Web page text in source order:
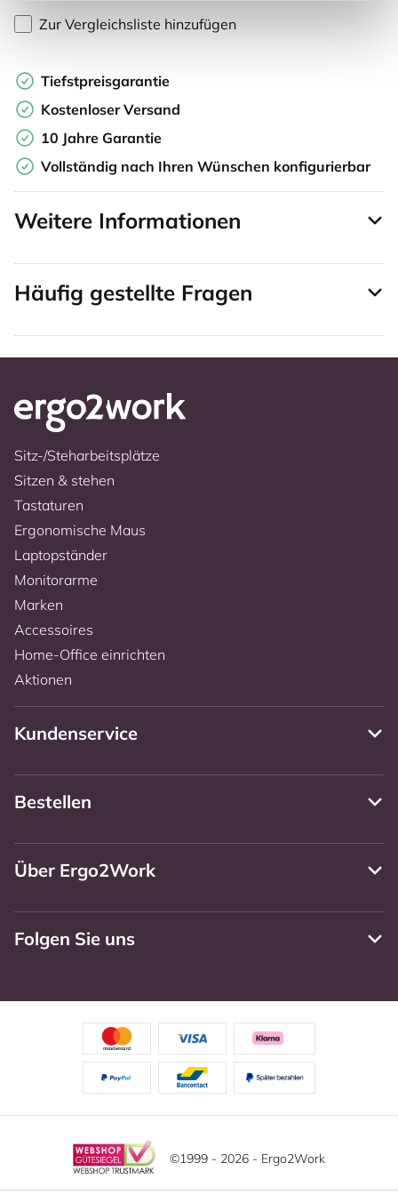
Zur Vergleichsliste hinzufügen
Tiefstpreisgarantie
Kostenloser Versand
10 Jahre Garantie
Vollständig nach Ihren Wünschen konfigurierbar
Weitere Informationen
Häufig gestellte Fragen
Sitz-/Steharbeitsplätze
Sitzen & stehen
Tastaturen
Ergonomische Maus
Laptopständer
Monitorarme
Marken
Accessoires
Home-Office einrichten
Aktionen
Kundenservice
Bestellen
Über Ergo2Work
Folgen Sie uns
©1999 - 2026 - Ergo2Work